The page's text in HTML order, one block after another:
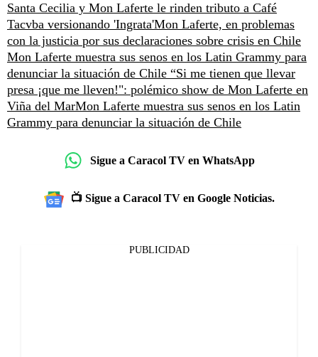
Santa Cecilia y Mon Laferte le rinden tributo a Café
Tacvba versionando 'Ingrata'Mon Laferte, en problemas
con la justicia por sus declaraciones sobre crisis en Chile
Mon Laferte muestra sus senos en los Latin Grammy para
denunciar la situación de Chile “Si me tienen que llevar
presa ¡que me lleven!": polémico show de Mon Laferte en
Viña del MarMon Laferte muestra sus senos en los Latin
Grammy para denunciar la situación de Chile
Sigue a Caracol TV en WhatsApp
📺 Sigue a Caracol TV en Google Noticias.
PUBLICIDAD